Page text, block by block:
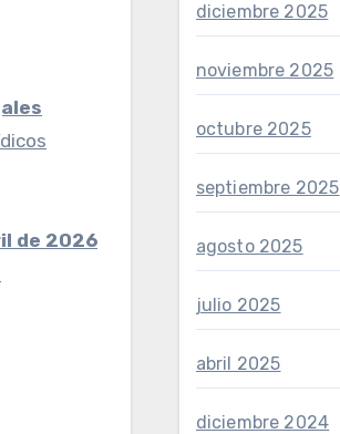
de 2026
diciembre 2025
noviembre 2025
octubre 2025
septiembre 2025
agosto 2025
julio 2025
abril 2025
diciembre 2024